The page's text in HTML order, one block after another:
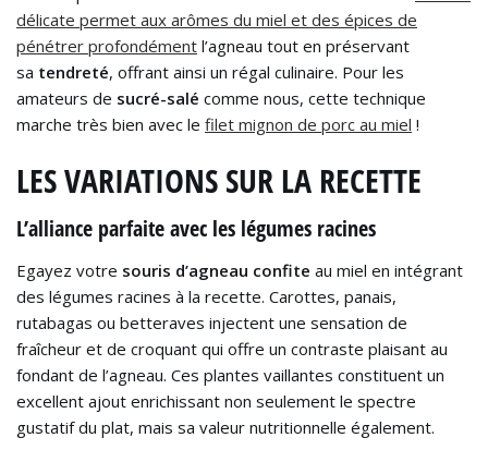
délicate permet aux arômes du miel et des épices de
pénétrer profondément l’agneau tout en préservant
sa tendreté, offrant ainsi un régal culinaire. Pour les
amateurs de sucré-salé comme nous, cette technique
marche très bien avec le filet mignon de porc au miel !
LES VARIATIONS SUR LA RECETTE
L’alliance parfaite avec les légumes racines
Egayez votre souris d’agneau confite au miel en intégrant
des légumes racines à la recette. Carottes, panais,
rutabagas ou betteraves injectent une sensation de
fraîcheur et de croquant qui offre un contraste plaisant au
fondant de l’agneau. Ces plantes vaillantes constituent un
excellent ajout enrichissant non seulement le spectre
gustatif du plat, mais sa valeur nutritionnelle également.